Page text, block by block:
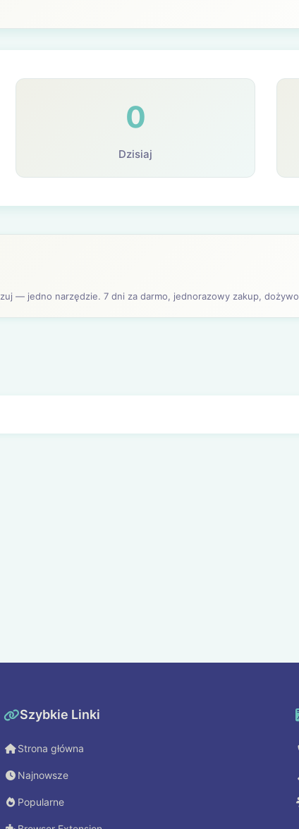
0
Dzisiaj
— jedno narzędzie. 7 dni za darmo, jednorazowy zakup,
Szybkie Linki
Strona główna
Najnowsze
Popularne